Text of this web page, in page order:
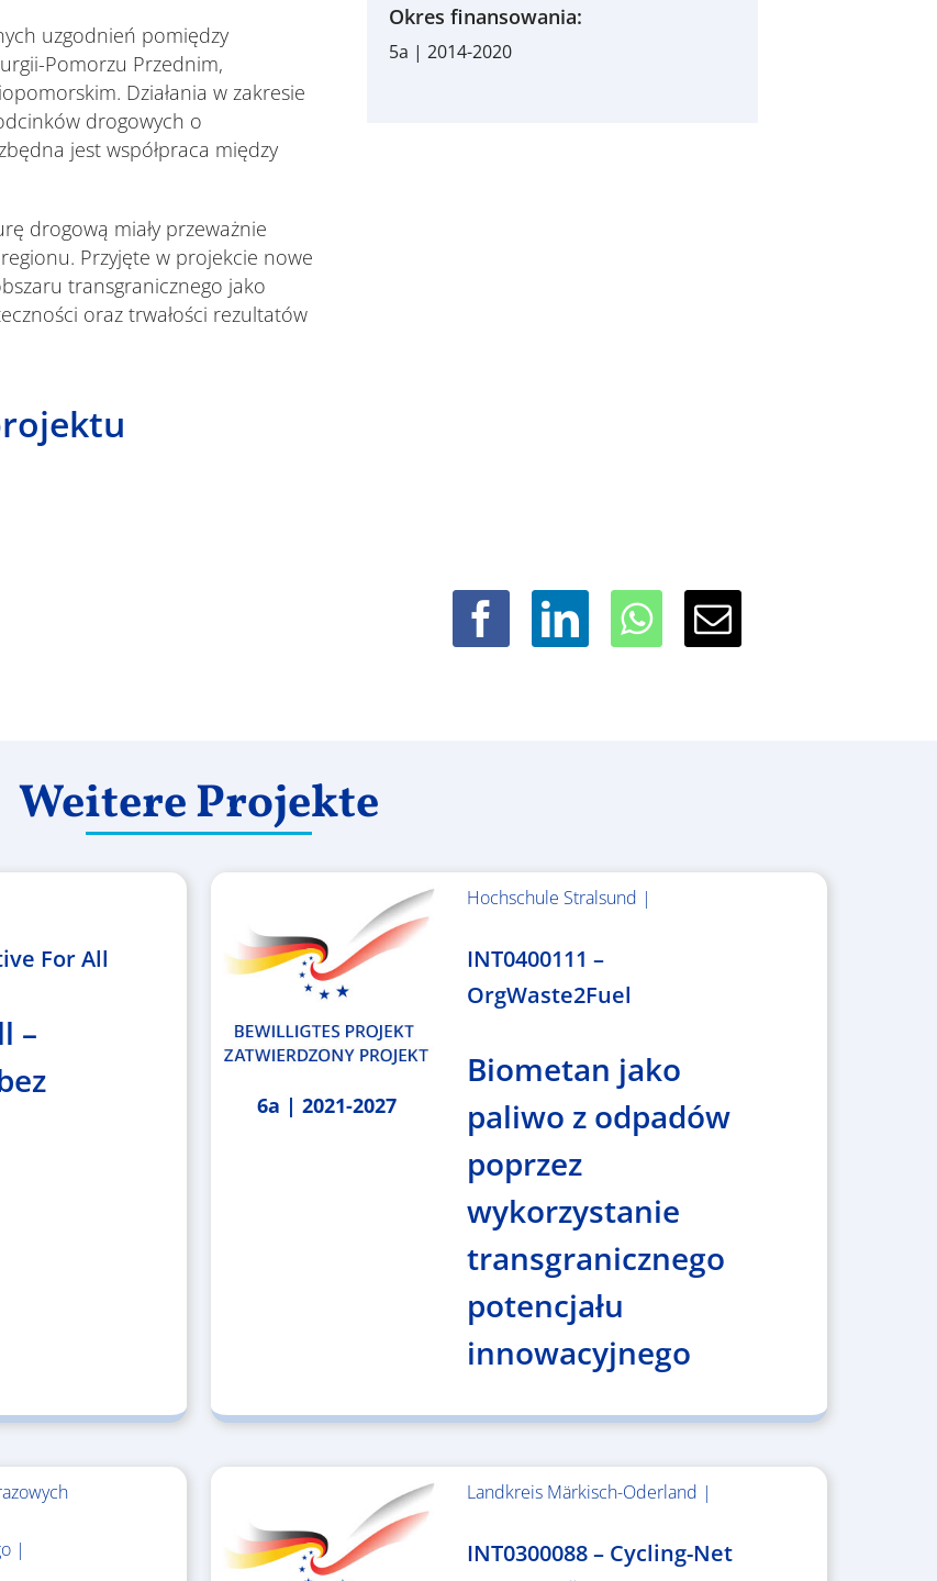
uzgodnień pomiędzy
Pomorzu Przednim,
Działania w zakresie
drogowych o
jest współpraca między
drogową miały przeważnie
Przyjęte w projekcie nowe
transgranicznego jako
oraz trwałości rezultatów
Okres finansowania:
5a | 2014-2020
Weitere Projekte
For All
–
6a | 2021-2027
Hochschule Stralsund |
INT0400111 –
OrgWaste2Fuel
Biometan jako
paliwo z odpadów
poprzez
wykorzystanie
transgranicznego
potencjału
innowacyjnego
|
Landkreis Märkisch-Oderland |
INT0300088 – Cycling-Net